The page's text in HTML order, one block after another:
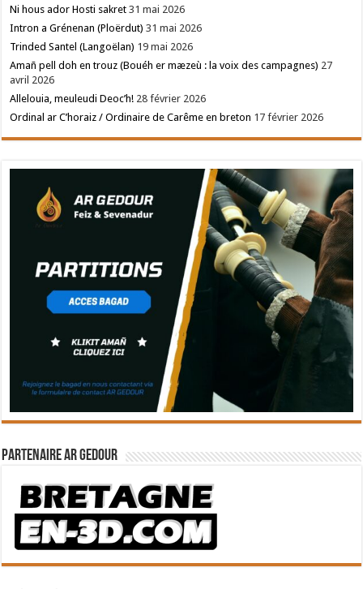
Ni hous ador Hosti sakret 31 mai 2026
Intron a Grénenan (Ploërdut) 31 mai 2026
Trinded Santel (Langoëlan) 19 mai 2026
Amañ pell doh en trouz (Bouéh er mæzeù : la voix des campagnes) 27
avril 2026
Allelouia, meuleudi Deoc’h! 28 février 2026
Ordinal ar C’horaiz / Ordinaire de Carême en breton 17 février 2026
Partenaire Ar Gedour